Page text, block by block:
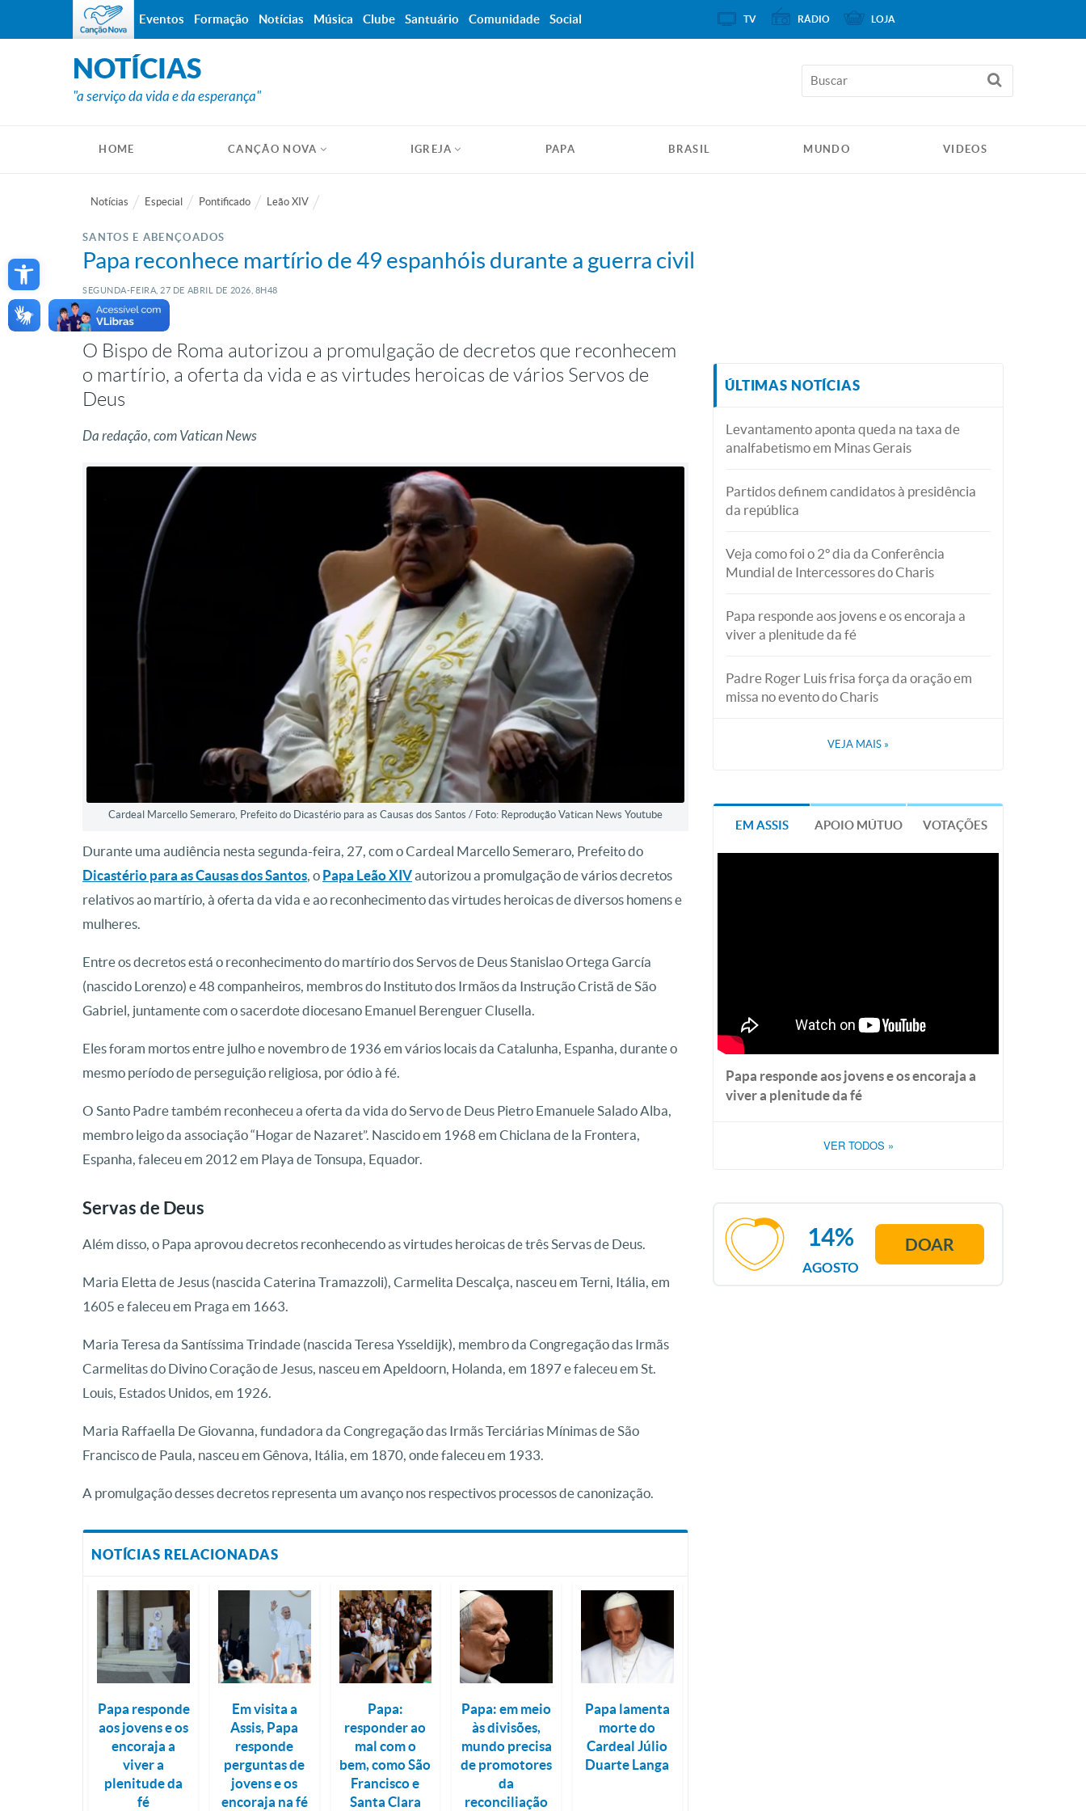
Open toolbar
NOTÍCIAS
"a serviço da vida e da esperança"
HOME CANÇÃO NOVA IGREJA PAPA BRASIL MUNDO VIDEOS
Notícias Especial Pontificado Leão XIV
SANTOS E ABENÇOADOS
Papa reconhece martírio de 49 espanhóis durante a guerra civil
SEGUNDA-FEIRA, 27 DE ABRIL DE 2026, 8H48
O Bispo de Roma autorizou a promulgação de decretos que reconhecem
o martírio, a oferta da vida e as virtudes heroicas de vários Servos de
Deus
Da redação, com Vatican News
Cardeal Marcello Semeraro, Prefeito do Dicastério para as Causas dos Santos / Foto: Reprodução Vatican News Youtube
Durante uma audiência nesta segunda-feira, 27, com o Cardeal Marcello Semeraro, Prefeito do
Dicastério para as Causas dos Santos, o Papa Leão XIVautorizou a promulgação de vários decretos
relativos ao martírio, à oferta da vida e ao reconhecimento das virtudes heroicas de diversos homens e
mulheres.
Entre os decretos está o reconhecimento do martírio dos Servos de Deus Stanislao Ortega García
(nascido Lorenzo) e 48 companheiros, membros do Instituto dos Irmãos da Instrução Cristã de São
Gabriel, juntamente com o sacerdote diocesano Emanuel Berenguer Clusella.
Eles foram mortos entre julho e novembro de 1936 em vários locais da Catalunha, Espanha, durante o
mesmo período de perseguição religiosa, por ódio à fé.
O Santo Padre também reconheceu a oferta da vida do Servo de Deus Pietro Emanuele Salado Alba,
membro leigo da associação “Hogar de Nazaret”. Nascido em 1968 em Chiclana de la Frontera,
Espanha, faleceu em 2012 em Playa de Tonsupa, Equador.
Servas de Deus
Além disso, o Papa aprovou decretos reconhecendo as virtudes heroicas de três Servas de Deus.
Maria Eletta de Jesus (nascida Caterina Tramazzoli), Carmelita Descalça, nasceu em Terni, Itália, em
1605 e faleceu em Praga em 1663.
Maria Teresa da Santíssima Trindade (nascida Teresa Ysseldijk), membro da Congregação das Irmãs
Carmelitas do Divino Coração de Jesus, nasceu em Apeldoorn, Holanda, em 1897 e faleceu em St.
Louis, Estados Unidos, em 1926.
Maria Raffaella De Giovanna, fundadora da Congregação das Irmãs Terciárias Mínimas de São
Francisco de Paula, nasceu em Gênova, Itália, em 1870, onde faleceu em 1933.
A promulgação desses decretos representa um avanço nos respectivos processos de canonização.
NOTÍCIAS RELACIONADAS
Papa responde
aos jovens e os
encoraja a
viver a
plenitude da
fé
Em visita a
Assis, Papa
responde
perguntas de
jovens e os
encoraja na fé
Papa:
responder ao
mal com o
bem, como São
Francisco e
Santa Clara
Papa: em meio
às divisões,
mundo precisa
de promotores
da
reconciliação
Papa lamenta
morte do
Cardeal Júlio
Duarte Langa
ÚLTIMAS NOTÍCIAS
Levantamento aponta queda na taxa de
analfabetismo em Minas Gerais
Partidos definem candidatos à presidência
da república
Veja como foi o 2º dia da Conferência
Mundial de Intercessores do Charis
Papa responde aos jovens e os encoraja a
viver a plenitude da fé
Padre Roger Luis frisa força da oração em
missa no evento do Charis
VEJA MAIS »
EM ASSIS APOIO MÚTUO VOTAÇÕES
Papa responde aos jovens e os encoraja a
viver a plenitude da fé
VER TODOS »
AGOSTO
14% DOAR
Eventos Formação Notícias Música Clube Santuário Comunidade Social TV RÁDIO LOJA